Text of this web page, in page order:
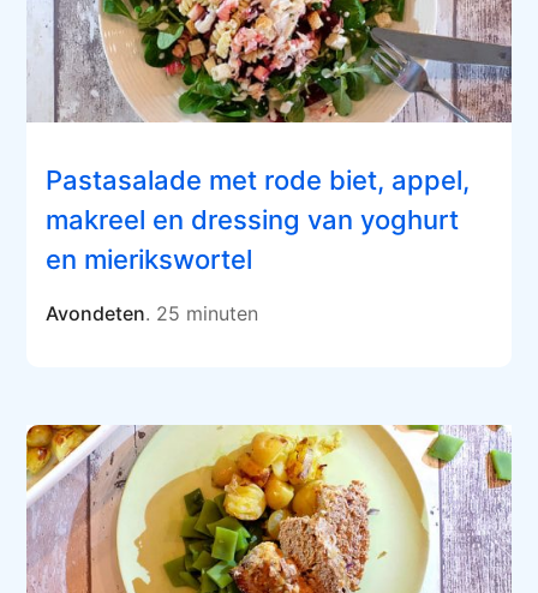
Pastasalade met rode biet, appel,
makreel en dressing van yoghurt
en mierikswortel
Avondeten. 25 minuten